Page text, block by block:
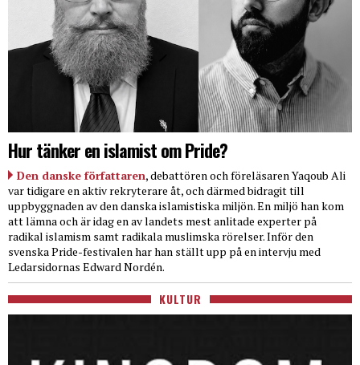
Hur tänker en islamist om Pride?
Den danske författaren, debattören och föreläsaren Yaqoub Ali
var tidigare en aktiv rekryterare åt, och därmed bidragit till
uppbyggnaden av den danska islamistiska miljön. En miljö han kom
att lämna och är idag en av landets mest anlitade experter på
radikal islamism samt radikala muslimska rörelser. Inför den
svenska Pride-festivalen har han ställt upp på en intervju med
Ledarsidornas Edward Nordén.
KULTUR